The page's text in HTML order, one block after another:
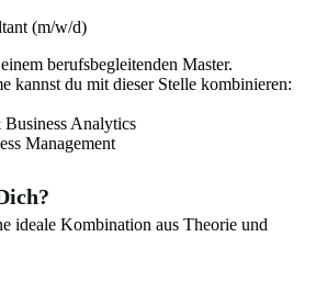
(m/w/d)
berufsbegleitenden Master.
kannst du mit dieser Stelle kombinieren:
Analytics
Management
ideale Kombination aus Theorie und